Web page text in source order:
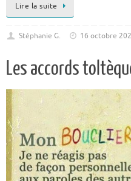
Lire la suite
Stéphanie G. 16 octobre
Les accords